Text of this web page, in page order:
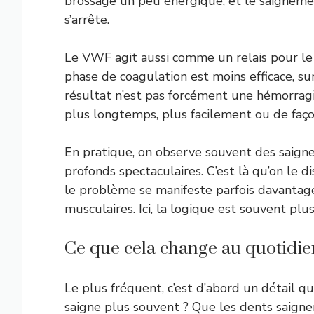
s’arrête.
Le VWF agit aussi comme un relais pour
phase de coagulation est moins efficace,
résultat n’est pas forcément une
plus longtemps, plus facilement ou de
En pratique, on observe souvent des
profonds spectaculaires. C’est là qu’on
le problème se manifeste parfois
musculaires. Ici, la logique est souvent
Ce que cela change au
Le plus fréquent, c’est d’abord un détail
saigne plus souvent ? Que les dents